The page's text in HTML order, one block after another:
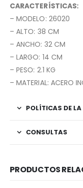
CARACTERÍSTICAS:
– MODELO: 26020
– ALTO: 38 CM
– ANCHO: 32 CM
– LARGO: 14 CM
– PESO: 2.1 KG
– MATERIAL: ACERO
POLÍTICAS DE
CONSULTAS
PRODUCTOS